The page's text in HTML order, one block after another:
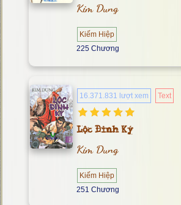
Kim Dung
Kiếm Hiệp
225 Chương
16.371.831 lượt xem Text
Lộc Đỉnh Ký
Kim Dung
Kiếm Hiệp
251 Chương